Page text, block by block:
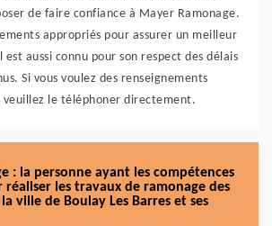
de faire confiance à Mayer Ramonage.
appropriés pour assurer un meilleur
aussi connu pour son respect des délais
Si vous voulez des renseignements
le téléphoner directement.
: la personne ayant les compétences
réaliser les travaux de ramonage des
ville de Boulay Les Barres et ses